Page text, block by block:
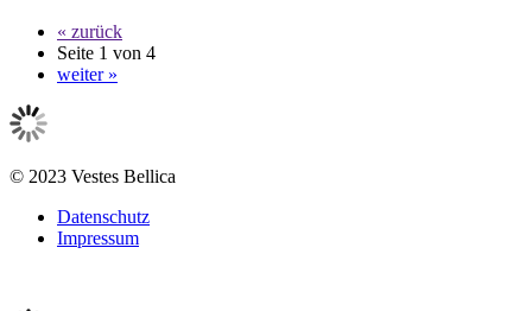
« zurück
Seite 1 von 4
weiter »
© 2023 Vestes Bellica
Datenschutz
Impressum